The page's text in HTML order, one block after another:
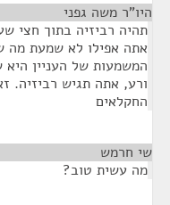
היו"ר משה גפני
תהיה רביזיה בתוך חצי
אתה אפילו לא שמעת מה
המשמעות של העניין
ורע, אתה תגיש רביזיה.
החקלאים
שי חרמש
מה עשית טוב?